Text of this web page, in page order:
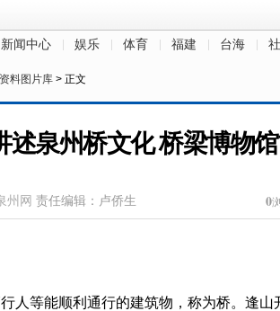
新闻中心 娱乐 体育 福建 台海
资料图片库 > 正文
述泉州桥文化 桥梁博物
州网 责任编辑：卢侨生 0
人等能顺利通行的建筑物，称为桥。逢